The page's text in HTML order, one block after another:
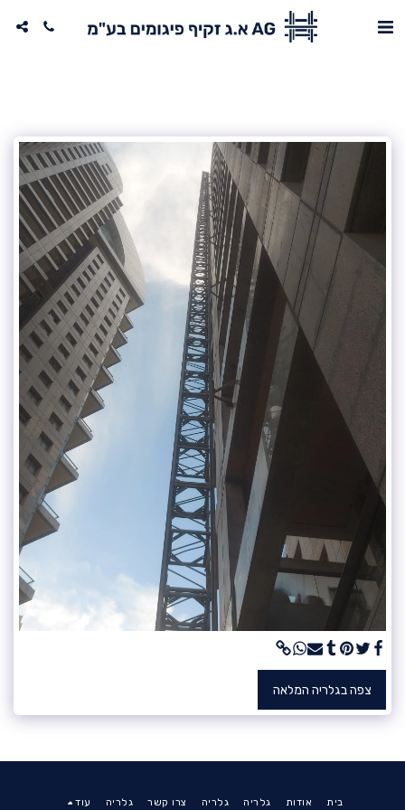
צפה בגלריה המלאה
בית אודות גלריה גלריה צרו קשר גלריה עוד